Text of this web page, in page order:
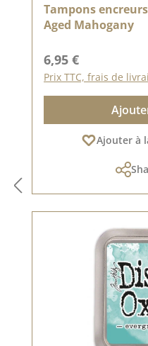
Tampons
Aged Mahogany
Prix régulier :
6,95 €
Prix TTC, frais de
Ajouter à